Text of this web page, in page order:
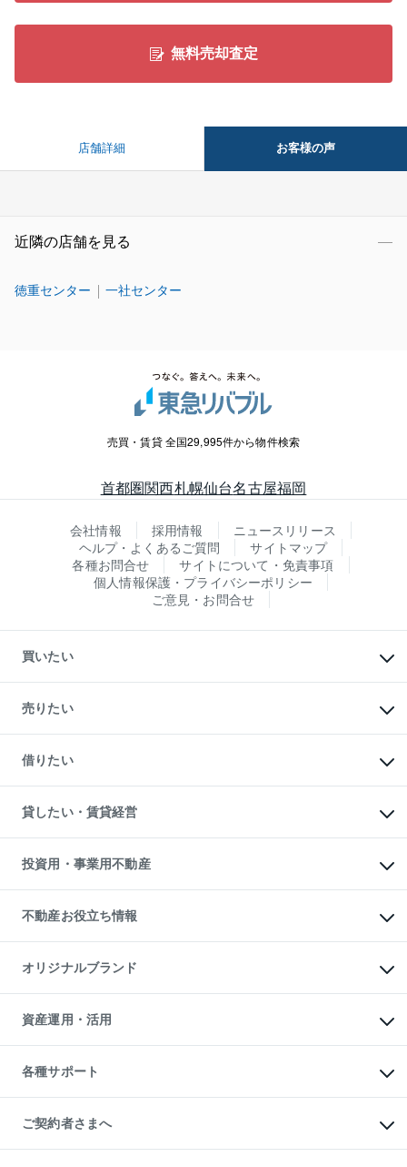
無料売却査定
店舗詳細 お客様の声
近隣の店舗を見る
徳重センター 一社センター
売買・賃貸 全国29,995件から物件検索
首都圏関西札幌仙台名古屋福岡
会社情報 採用情報
ニュースリリース
ヘルプ・よくあるご質問
サイトマップ
各種お問合せ
サイトについて・免責事項
個人情報保護・プライバシーポリシー
ご意見・お問合せ
買いたい
新築・分譲マンションの購入
中古マンションの購入
一戸建ての購入
中古一戸建ての購入
不動産購入の流れ
注目キーワード物件特集
購入ガイド
English 繁体中文簡体中文
売りたい
一戸建ての売却・査定
土地の売却・査定
スピードAI査定
不動産査定について
不動産売却の流れ
不動産買換えの流れ
売却ガイド
借りたい
オフィス・店舗の賃貸
借りるときの流れ
借りるガイド
貸したい・賃貸経営
マンション賃料データ
賃貸管理プラン
リロケーションについて
貸すガイド
投資用・事業用不動産
事業用不動産
マンション投資
投資用マンション
アパート経営
収益物件
ビル購入（ビル一棟）
投資用不動産の売却査定
事業用不動産の売却査定
不動産お役立ち情報
マンションライブラリー
人気マンションランキング
暮らしに役立つ不動産メディア
不動産相場・不動産価格情報
不動産コラム・ニュース
不動産用語集
不動産なんでもネット相談室
住まいの税金
オリジナルブランド
一棟リノベーションマンション
L`GENTE（ルジェンテ）
区分リノベーションマンション
投資用一棟レジデンスWELL
不動産小口投資
LEGACIA（レガシア）
資産運用・活用
不動産M&A
アセットマネジメント・出資
各種サポート
相続サポート
リフォームサポート
ご契約者さまへ